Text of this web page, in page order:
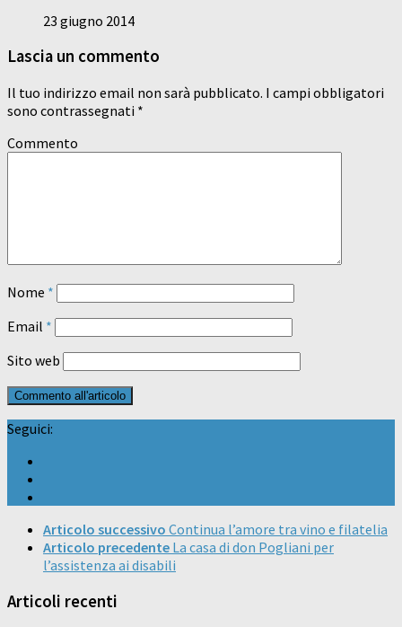
23 giugno 2014
Lascia un commento
Il tuo indirizzo email non sarà pubblicato. I campi obbligatori
sono contrassegnati *
Commento
Nome *
Email *
Sito web
Seguici:
Articolo successivo Continua l’amore tra vino e filatelia
Articolo precedente La casa di don Pogliani per
l’assistenza ai disabili
Articoli recenti